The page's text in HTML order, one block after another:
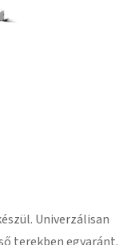
Univerzálisan